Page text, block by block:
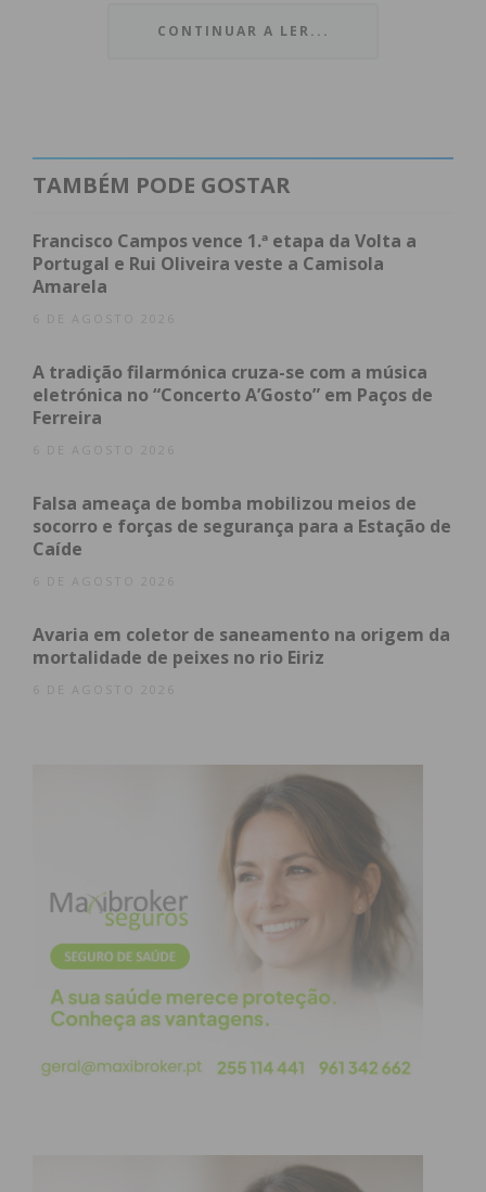
explicando que a ida a jogo no próximo domingo
até ao final do ano e que se traduzam em sinais
atitude em consequência disso”.
Esta exigência foi assumida por Miguel Pacheco
que, à frente do plantel, comprometeu-se a
contrário, fechará as portas ao futebol sénior.
“Agradeço ao grupo de trabalho pela decisão de ir a
continuar a fazer até ao final do ano para
conseguirmos a solução que tanto almejamos.
Havendo sinais positivos, continuaremos e todos
nós ficaremos a ganhar, caso contrário, se a
continuar, abdicamos de tudo e entregamos a
chave do clube à entidades que gerem a nossa
Subscreva a newsletter do
Imediato
Assine nossa newsletter por e-mail e
obtenha de forma regular a informação
atualizada.
Eu li e concordo com os
termos e
CONTINUAR A LER...
TAMBÉM PODE GOSTAR
Francisco Campos vence 1.ª etapa da Volta a
Portugal e Rui Oliveira veste a Camisola
Amarela
6 DE AGOSTO 2026
A tradição filarmónica cruza-se com a música
eletrónica no “Concerto A’Gosto” em Paços de
Ferreira
6 DE AGOSTO 2026
Falsa ameaça de bomba mobilizou meios de
socorro e forças de segurança para a Estação de
Caíde
6 DE AGOSTO 2026
Avaria em coletor de saneamento na origem da
mortalidade de peixes no rio Eiriz
6 DE AGOSTO 2026